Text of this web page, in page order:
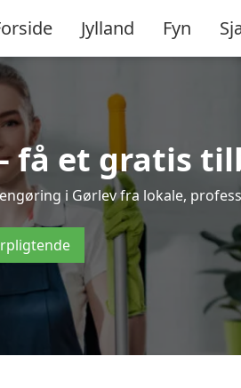
Jylland Fyn
få et gratis
i Gørlev fra lokale,